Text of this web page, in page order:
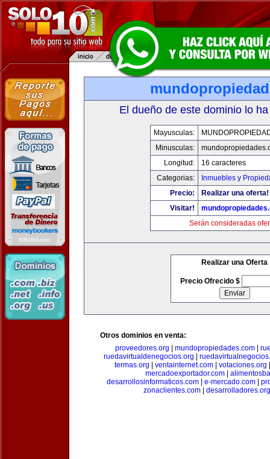
El dueño de este dominio lo
Mayusculas:
Minusculas:
Longitud:
16 caracteres
Categorias:
Inmuebles y
Precio:
Realizar una oferta!
Visitar!
Serán consideradas
Realizar una Oferta
Precio Ofrecido $
Otros dominios en venta:
proveedores.org
mundopropiedades.com
ruedavirtualdenegocios.org
termas.org
ventainternet.com votaciones.org
mercadoexportador.com|
desarrollosinformaticos.com| e-mercado.com|
zonaclientes.com
desarrolladores.org